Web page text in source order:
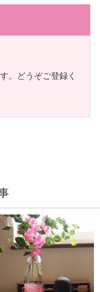
。どうぞご登録く